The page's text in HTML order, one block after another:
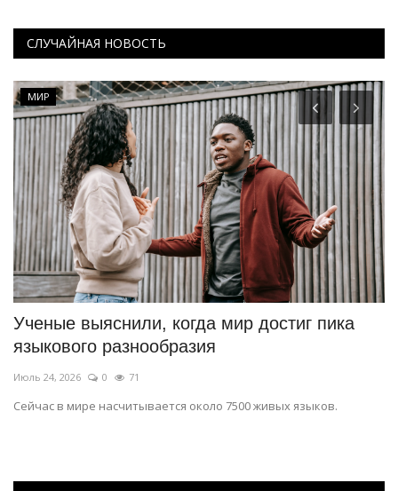
СЛУЧАЙНАЯ НОВОСТЬ
МИР
Ученые выяснили, когда мир достиг пика
языкового разнообразия
Июль 24, 2026 0 71
Сейчас в мире насчитывается около 7500 живых языков.